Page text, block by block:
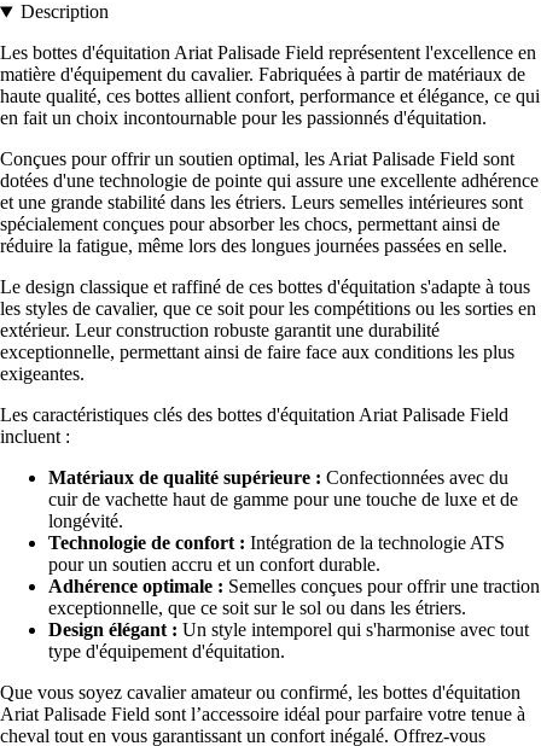
Description
Les bottes d'équitation Ariat Palisade Field représentent l'excellence en
matière d'équipement du cavalier. Fabriquées à partir de matériaux de
haute qualité, ces bottes allient confort, performance et élégance, ce qui
en fait un choix incontournable pour les passionnés d'équitation.
Conçues pour offrir un soutien optimal, les Ariat Palisade Field sont
dotées d'une technologie de pointe qui assure une excellente adhérence
et une grande stabilité dans les étriers. Leurs semelles intérieures sont
spécialement conçues pour absorber les chocs, permettant ainsi de
réduire la fatigue, même lors des longues journées passées en selle.
Le design classique et raffiné de ces bottes d'équitation s'adapte à tous
les styles de cavalier, que ce soit pour les compétitions ou les sorties en
extérieur. Leur construction robuste garantit une durabilité
exceptionnelle, permettant ainsi de faire face aux conditions les plus
exigeantes.
Les caractéristiques clés des bottes d'équitation Ariat Palisade Field
incluent :
Matériaux de qualité supérieure : Confectionnées avec du
cuir de vachette haut de gamme pour une touche de luxe et de
longévité.
Technologie de confort : Intégration de la technologie ATS
pour un soutien accru et un confort durable.
Adhérence optimale : Semelles conçues pour offrir une traction
exceptionnelle, que ce soit sur le sol ou dans les étriers.
Design élégant : Un style intemporel qui s'harmonise avec tout
type d'équipement d'équitation.
Que vous soyez cavalier amateur ou confirmé, les bottes d'équitation
Ariat Palisade Field sont l’accessoire idéal pour parfaire votre tenue à
cheval tout en vous garantissant un confort inégalé. Offrez-vous